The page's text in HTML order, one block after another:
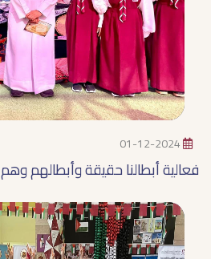
01-12-2024
فعالية أبطالنا حقيقة وأبطالهم وهم